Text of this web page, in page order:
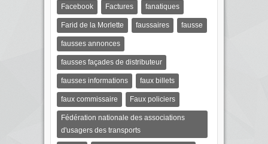
Facebook Factures fanatiques
Farid de la Morlette faussaires fausse
fausses annonces
fausses façades de distributeur
fausses informations faux billets
faux commissaire Faux policiers
Fédération nationale des associations
d'usagers des transports